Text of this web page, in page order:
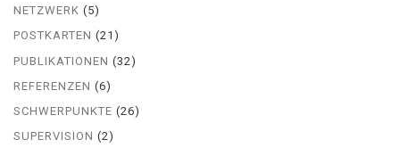
NETZWERK (5)
POSTKARTEN (21)
PUBLIKATIONEN (32)
REFERENZEN (6)
SCHWERPUNKTE (26)
SUPERVISION (2)